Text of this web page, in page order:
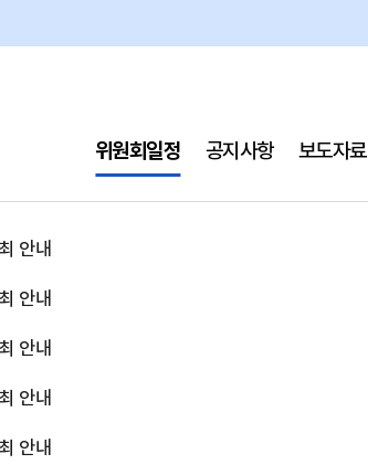
위원회일정
안내
안내
안내
안내
안내
공지사항 보도자료